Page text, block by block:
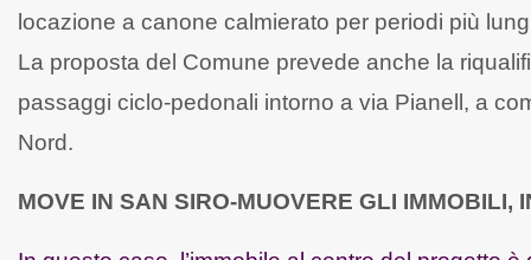
locazione a canone calmierato per periodi più
La proposta del Comune prevede anche la
passaggi ciclo-pedonali intorno a via Pianell, a
Nord.
MOVE IN SAN SIRO-MUOVERE GLI IMMOBILI,